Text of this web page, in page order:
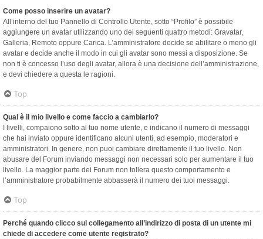
Come posso inserire un avatar?
All’interno del tuo Pannello di Controllo Utente, sotto “Profilo” è possibile
aggiungere un avatar utilizzando uno dei seguenti quattro metodi: Gravatar,
Galleria, Remoto oppure Carica. L’amministratore decide se abilitare o meno gli
avatar e decide anche il modo in cui gli avatar sono messi a disposizione. Se
non ti è concesso l’uso degli avatar, allora è una decisione dell’amministrazione,
e devi chiedere a questa le ragioni.
Top
Qual è il mio livello e come faccio a cambiarlo?
I livelli, compaiono sotto al tuo nome utente, e indicano il numero di messaggi
che hai inviato oppure identificano alcuni utenti, ad esempio, moderatori e
amministratori. In genere, non puoi cambiare direttamente il tuo livello. Non
abusare del Forum inviando messaggi non necessari solo per aumentare il tuo
livello. La maggior parte dei Forum non tollera questo comportamento e
l’amministratore probabilmente abbasserà il numero dei tuoi messaggi.
Top
Perché quando clicco sul collegamento all’indirizzo di posta di un utente mi
chiede di accedere come utente registrato?